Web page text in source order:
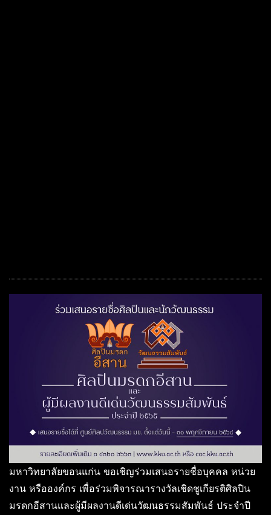
มหาวิทยาลัยขอนแก่น ขอเชิญร่วมเสนอรายชื่อบุคคล หน่วย
งาน หรือองค์กร เพื่อร่วมพิจารณารางวัลเชิดชูเกียรติศิลปิน
มรดกอีสานและผู้มีผลงานดีเด่นวัฒนธรรมสัมพันธ์ ประจำปี